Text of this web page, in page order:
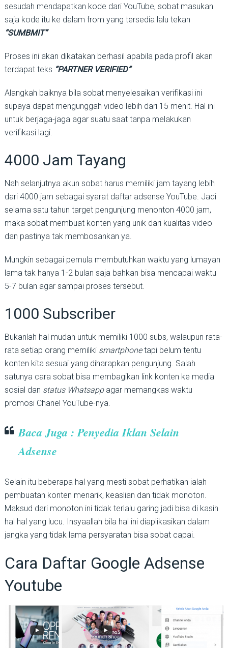
sesudah mendapatkan kode dari YouTube, sobat masukan
saja kode itu ke dalam from yang tersedia lalu tekan
“SUMBMIT”
Proses ini akan dikatakan berhasil apabila pada profil akan
terdapat teks “PARTNER VERIFIED”
Alangkah baiknya bila sobat menyelesaikan verifikasi ini
supaya dapat mengunggah video lebih dari 15 menit. Hal ini
untuk berjaga-jaga agar suatu saat tanpa melakukan
verifikasi lagi.
4000 Jam Tayang
Nah selanjutnya akun sobat harus memiliki jam tayang lebih
dari 4000 jam sebagai syarat daftar adsense YouTube. Jadi
selama satu tahun target pengunjung menonton 4000 jam,
maka sobat membuat konten yang unik dari kualitas video
dan pastinya tak membosankan ya.
Mungkin sebagai pemula membutuhkan waktu yang lumayan
lama tak hanya 1-2 bulan saja bahkan bisa mencapai waktu
5-7 bulan agar sampai proses tersebut.
1000 Subscriber
Bukanlah hal mudah untuk memiliki 1000 subs, walaupun rata-
rata setiap orang memiliki smartphonetapi belum tentu
konten kita sesuai yang diharapkan pengunjung. Salah
satunya cara sobat bisa membagikan link konten ke media
sosial dan status Whatsappagar memangkas waktu
promosi Chanel YouTube-nya.
Baca Juga : Penyedia Iklan Selain
Adsense
Selain itu beberapa hal yang mesti sobat perhatikan ialah
pembuatan konten menarik, keaslian dan tidak monoton.
Maksud dari monoton ini tidak terlalu garing jadi bisa di kasih
hal hal yang lucu. Insyaallah bila hal ini diaplikasikan dalam
jangka yang tidak lama persyaratan bisa sobat capai.
Cara Daftar Google Adsense
Youtube